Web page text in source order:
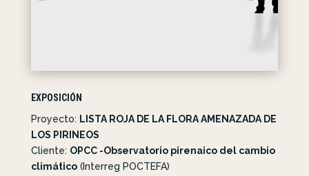
EXPOSICIÓN
Proyecto: LISTA ROJA DE LA FLORA AMENAZADA DE
LOS PIRINEOS
Cliente: OPCC -Observatorio pirenaico del cambio
climático(Interreg POCTEFA)